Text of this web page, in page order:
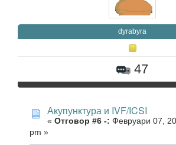
dyrabyra
47
Акупунктура и IVF/ICSI
« Отговор #6 -: Февруари 07,
pm »